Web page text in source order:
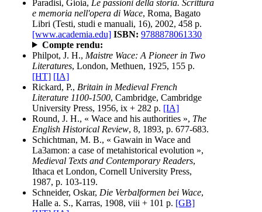
Paradisi, Gioia, Le passioni della storia. Scrittura
e memoria nell'opera di Wace, Roma, Bagato
Libri (Testi, studi e manuali, 16), 2002, 458 p.
[www.academia.edu] ISBN: 9788878061330
Compte rendu:
Philpot, J. H., Maistre Wace: A Pioneer in Two
Literatures, London, Methuen, 1925, 155 p.
[HT] [IA]
Rickard, P., Britain in Medieval French
Literature 1100-1500, Cambridge, Cambridge
University Press, 1956, ix + 282 p. [IA]
Round, J. H., « Wace and his authorities », The
English Historical Review, 8, 1893, p. 677-683.
Schichtman, M. B., « Gawain in Wace and
La3amon: a case of metahistorical evolution »,
Medieval Texts and Contemporary Readers,
Ithaca et London, Cornell University Press,
1987, p. 103-119.
Schneider, Oskar, Die Verbalformen bei Wace,
Halle a. S., Karras, 1908, viii + 101 p. [GB]